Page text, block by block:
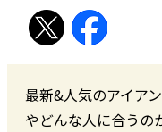
最新&人気のアイア
やどんな人に合うの